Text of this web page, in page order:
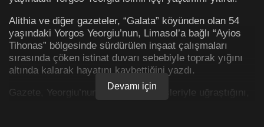
Alithia ve diğer gazeteler, “Galata” köyünden olan 54
yaşındaki Yorgos Yeorgiu’nun, Limasol’a bağlı “Ayios
Tihonas” bölgesinde sürdürülen inşaat çalışmaları
sırasında çöken istinat duvarı sebebiyle toprak yığını
altında kalarak hayatını kaybettiğini yazdı.
Gazete, Yeorgiu’nun inşaatta boya işleriyle uğraştığını,
Devamı için